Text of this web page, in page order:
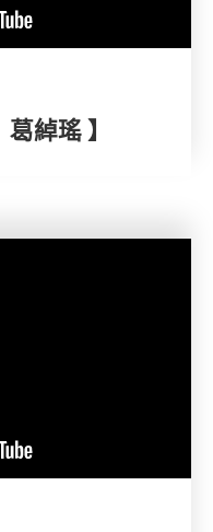
綽瑤 】